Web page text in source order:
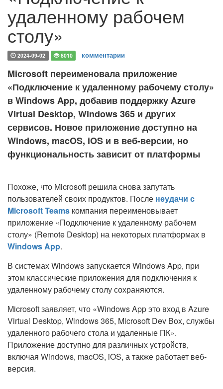
удаленному рабочем
столу»
2024-09-02 8010 комментарии
Microsoft переименовала приложение
«Подключение к удаленному рабочему столу»
в Windows App, добавив поддержку Azure
Virtual Desktop, Windows 365 и других
сервисов. Новое приложение доступно на
Windows, macOS, iOS и в веб-версии, но
функциональность зависит от платформы
Похоже, что Microsoft решила снова запутать
пользователей своих продуктов. После неудачи с
Microsoft Teams компания переименовывает
приложение «Подключение к удаленному рабочем
столу» (Remote Desktop) на некоторых платформах в
Windows App.
В системах Windows запускается Windows App, при
этом классические приложения для подключения к
удаленному рабочему столу сохраняются.
Microsoft заявляет, что «Windows App это вход в Azure
Virtual Desktop, Windows 365, Microsoft Dev Box, службы
удаленного рабочего стола и удаленные ПК».
Приложение доступно для различных устройств,
включая Windows, macOS, iOS, а также работает веб-
версия.